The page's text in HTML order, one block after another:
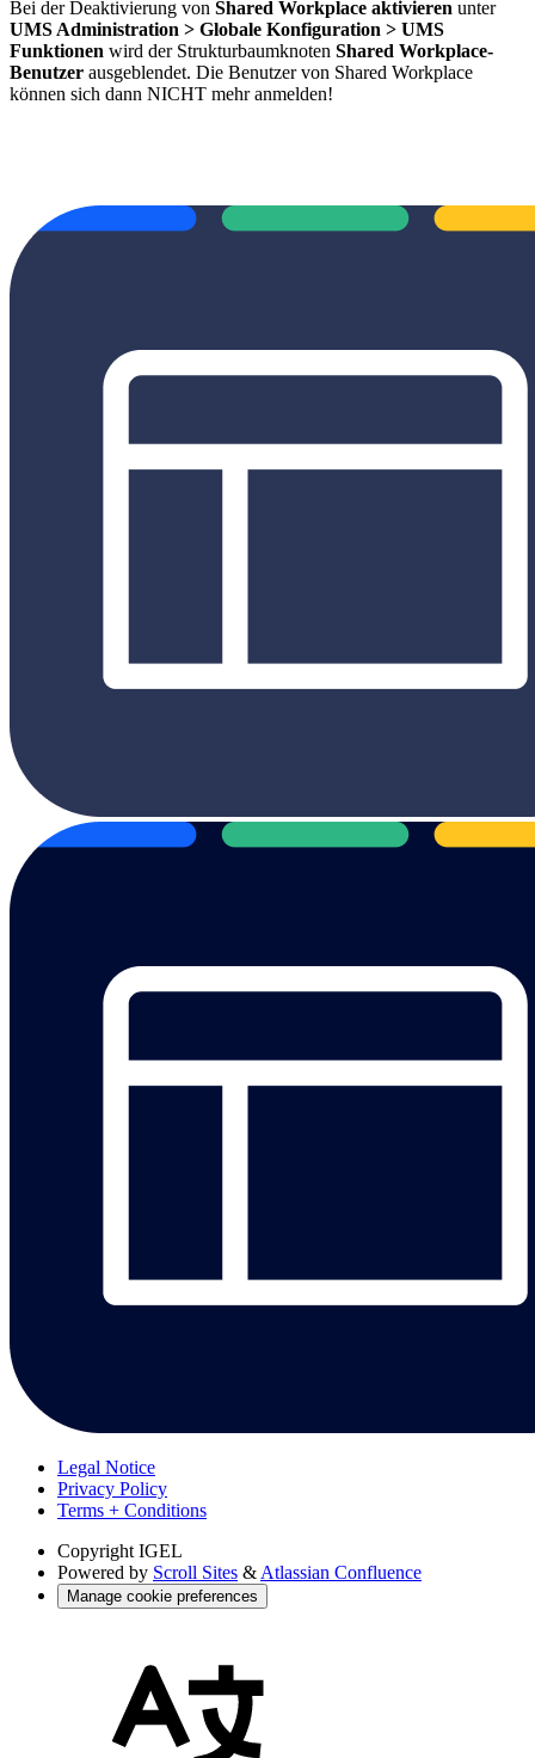
Bei der Deaktivierung von Shared Workplace aktivieren unter
UMS Administration > Globale Konfiguration > UMS
Funktionen wird der Strukturbaumknoten Shared Workplace-
Benutzer ausgeblendet. Die Benutzer von Shared Workplace
können sich dann NICHT mehr anmelden!
Legal Notice
Privacy Policy
Terms + Conditions
Copyright IGEL
Powered by Scroll Sites & Atlassian Confluence
Manage cookie preferences